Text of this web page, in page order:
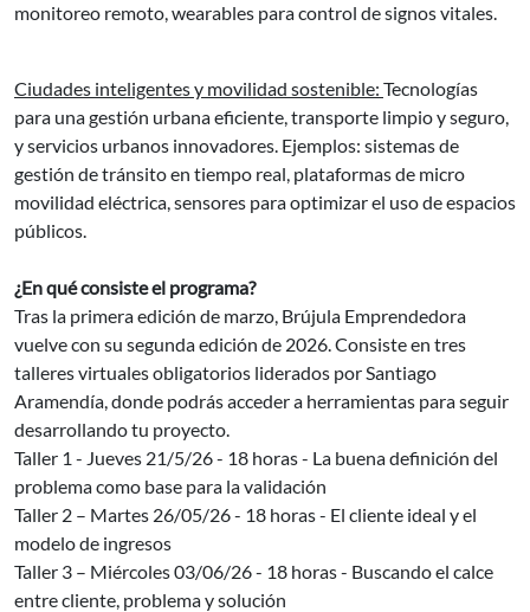
monitoreo remoto, wearables para control de signos vitales.
Ciudades inteligentes y movilidad sostenible: Tecnologías
para una gestión urbana eficiente, transporte limpio y seguro,
y servicios urbanos innovadores. Ejemplos: sistemas de
gestión de tránsito en tiempo real, plataformas de micro
movilidad eléctrica, sensores para optimizar el uso de espacios
públicos.
¿En qué consiste el programa?
Tras la primera edición de marzo, Brújula Emprendedora
vuelve con su segunda edición de 2026. Consiste en tres
talleres virtuales obligatorios liderados por Santiago
Aramendía, donde podrás acceder a herramientas para seguir
desarrollando tu proyecto.
Taller 1 - Jueves 21/5/26 - 18 horas - La buena definición del
problema como base para la validación
Taller 2 – Martes 26/05/26 - 18 horas - El cliente ideal y el
modelo de ingresos
Taller 3 – Miércoles 03/06/26 - 18 horas - Buscando el calce
entre cliente, problema y solución